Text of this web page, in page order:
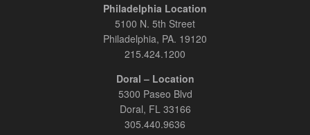
Philadelphia Location
5100 N. 5th Street
Philadelphia, PA. 19120
215.424.1200
Doral – Location
5300 Paseo Blvd
Doral, FL 33166
305.440.9636